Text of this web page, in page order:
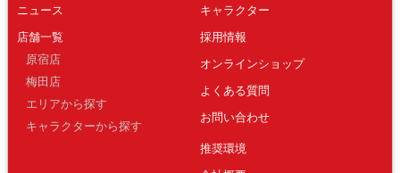
ニュース
店舗一覧
原宿店
梅田店
エリアから探す
キャラクターから探す
キャラクター
採用情報
オンラインショップ
よくある質問
お問い合わせ
推奨環境